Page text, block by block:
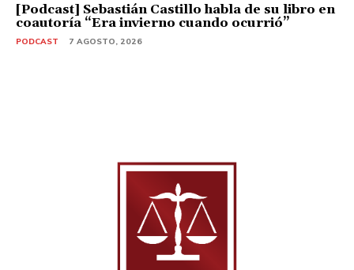
[Podcast] Sebastián Castillo habla de su libro en
coautoría “Era invierno cuando ocurrió”
PODCAST 7 AGOSTO, 2026